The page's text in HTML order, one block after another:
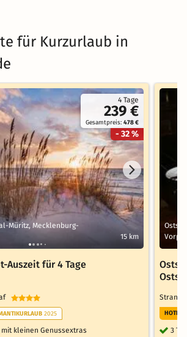
für Kurzurlaub in
4 Tage
239 €
Gesamtpreis:478 €
- 32 %
Müritz, Mecklenburg-
15 km
Auszeit für 4 Tage
2025
mit kleinen Genussextras
3